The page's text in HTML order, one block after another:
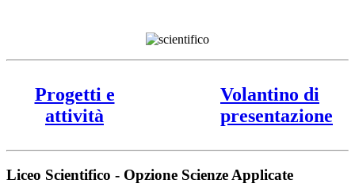
Progetti e
attività
Volantino di
presentazione
Liceo Scientifico - Opzione Scienze Applicate